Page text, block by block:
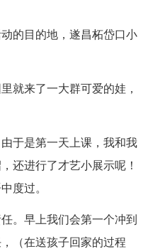
的目的地，遂昌柘岱口小
来了一大群可爱的娃，
于是第一天上课，我和我
还进行了才艺小展示呢！
度过。
。早上我们会第一个冲到
（在送孩子回家的过程